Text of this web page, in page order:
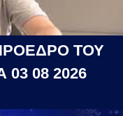
ΤΟΥ
08 2026